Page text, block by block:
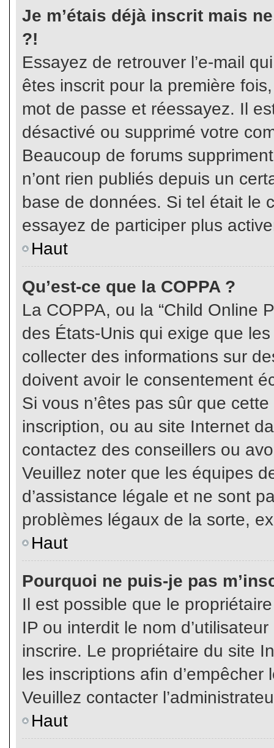
Je m’étais déjà inscrit mais
?!
Essayez de retrouver l’e-mail
êtes inscrit pour la première
mot de passe et réessayez. Il
désactivé ou supprimé votre
Beaucoup de forums
n’ont rien publiés depuis un
base de données. Si tel était le
essayez de participer plus
Haut
Qu’est-ce que la COPPA ?
La COPPA, ou la “Child Online
des États-Unis qui exige que
collecter des informations sur
doivent avoir le consentement
Si vous n’êtes pas sûr que
inscription, ou au site Internet
contactez des conseillers ou
Veuillez noter que les équipes
d’assistance légale et ne sont
problèmes légaux de la sorte,
Haut
Pourquoi ne puis-je pas
Il est possible que le
IP ou interdit le nom
inscrire. Le propriétaire du site
les inscriptions afin d’empêcher
Veuillez contacter
Haut